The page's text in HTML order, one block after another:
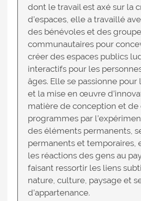
dont le travail est axé sur la
d’espaces, elle a travaillé
des bénévoles et des
communautaires pour
créer des espaces publics
interactifs pour les
âges. Elle se passionne
et la mise en œuvre
matière de conception et de
programmes par
des éléments permanents,
permanents et temporaires,
les réactions des gens au
faisant ressortir les liens
nature, culture, paysage et
d’appartenance.